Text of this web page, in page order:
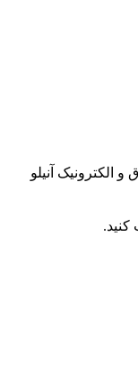
آنیلو
کنید.